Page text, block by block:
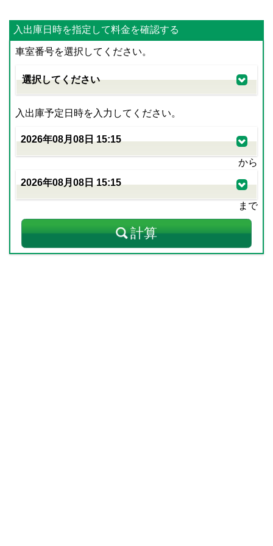
入出庫日時を指定して料金を確認する
車室番号を選択してください。
入出庫予定日時を入力してください。
から
まで
計算